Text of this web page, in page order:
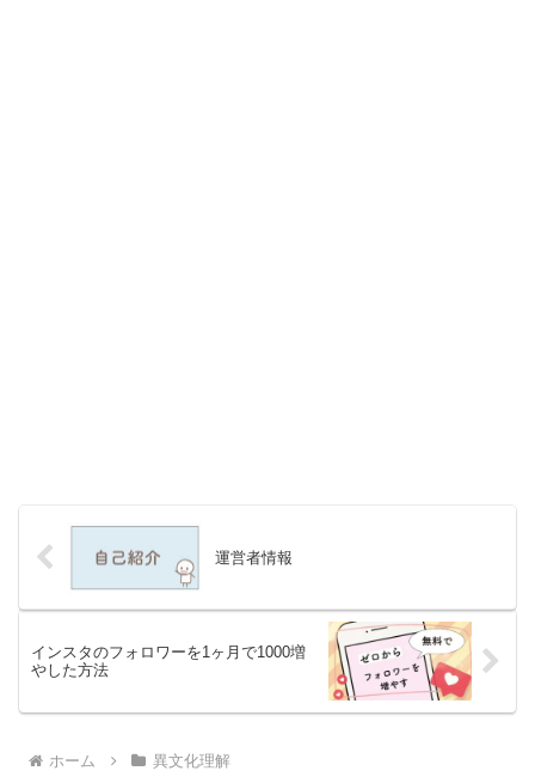
運営者情報
インスタのフォロワーを1ヶ月で1000増
やした方法
ホーム 異文化理解